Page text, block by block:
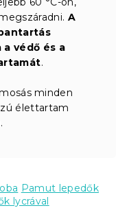
A
védő és a
.
minden
élettartam
Pamut lepedők
lycrával